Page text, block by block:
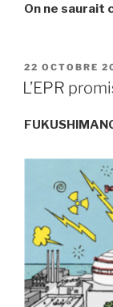
On ne saurait
PUBLIÉ
LE
22 OCTOBRE
L’EPR